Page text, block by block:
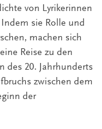
von Lyrikerinnen
sie Rolle und
machen sich
Reise zu den
des 20. Jahrhunderts
zwischen dem
der